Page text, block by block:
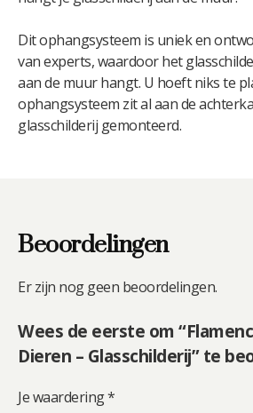
Dit ophangsysteem is uniek en
van experts, waardoor het
aan de muur hangt. U hoeft niks te
ophangsysteem zit al aan de
glasschilderij gemonteerd.
Beoordelingen
Er zijn nog geen beoordelingen.
Wees de eerste om
Dieren – Glasschilderij” te
Je waardering*